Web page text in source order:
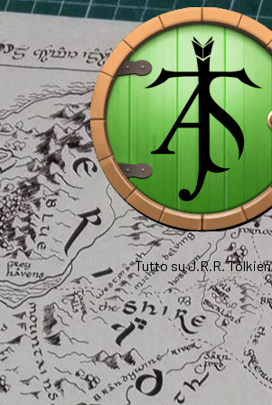
Tutto su J.R.R. Tolkien